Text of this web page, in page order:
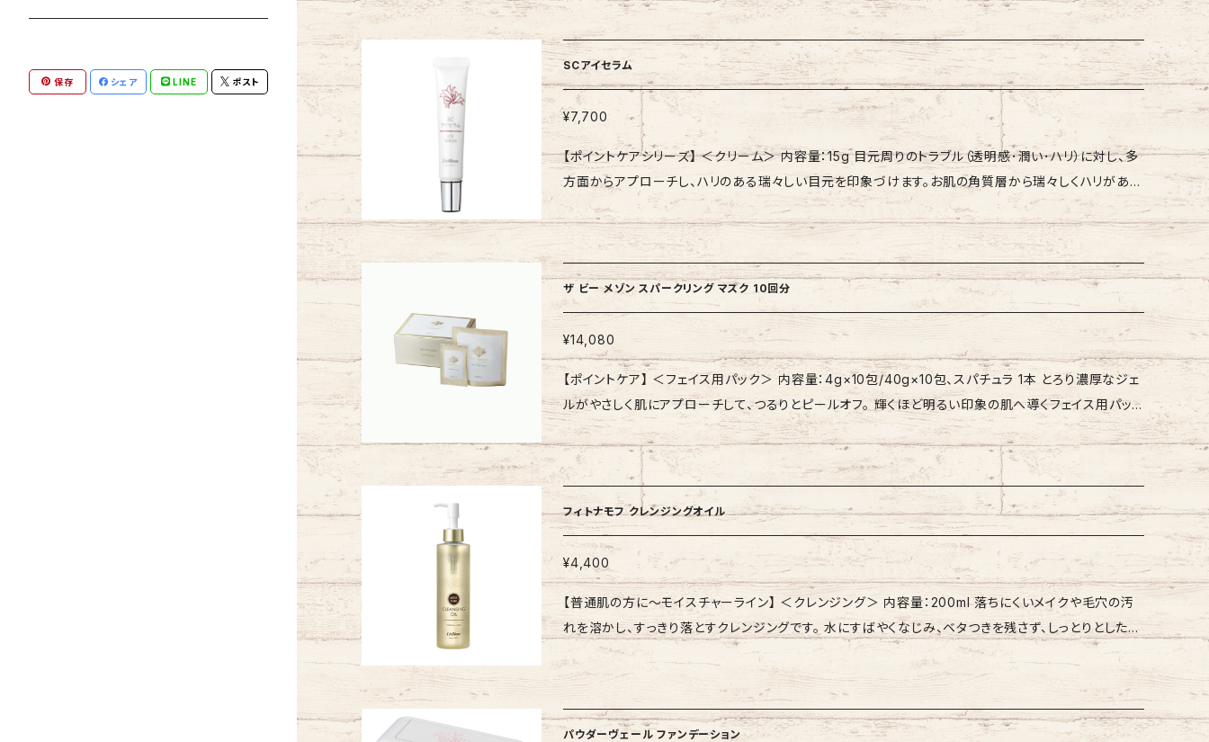
・ホップ ・ヤロウ ・エキナセア ・コーンフラワー ※本商品には、自然由来の原料を使用しているため、色
合いや風味が変化する場合がございます。その点、あらかじめご了承ください。
SCアイセラム
¥7,700
【ポイントケアシリーズ】 ＜クリーム＞ 内容量：15g 目元周りのトラブル（透明感･潤い･ハリ）に対し、多
方面からアプローチし、ハリのある瑞々しい目元を印象づけます。お肌の角質層から瑞々しくハリがあ
り、ふっくらと透明感*のある目元に導く目元用クリームです。 *透明感とは、つややかさ、滑らかさを指し
ます 【商品特徴】 ・肌表面の凹凸状態を滑らかにして、パッとした目元に導きます。 ・目の透明感・
潤い・ハリにアプローチし、日々使用し続けることで、ピンと張ったお肌に導きます。 ・エイジングケア*
*成分により、若々しく、潤いに満ちた目元に導きます。**年齢相応のケア 【ご使用方法】 直前のスキン
ケアが十分乾いてから、片目に対し米1粒大程度を薬指にとり、優しくたたきながら、上まぶた、下まぶた
になじませます。目尻には、反対の手でこめかみを引きあげながら塗布します。 こすらずに、十分乾かし
てください。 【全成分表示】 水、BG、グリセリン、DPG、ケイ酸（Al／Mg）、（アクリル酸ヒドロキシエチ
ル／アクリロイルジメチルタウリンNa）コポリマー、ヒト脂肪細胞順化培養液エキス、クリスマムマリチ
マムエキス、デュナリエラサリナエキス、パルミトイルトリペプチド－5、β－グルカン、アルテロモナス発酵
エキス、プランクトンエキス、パルミトイルトリペプチド－1、パルミトイルテトラペプチド－7、ヒアルロン
酸Na、N－ヒドロキシコハク酸イミド、オリーブ果実油、水添野菜油、グリチルリチン酸2K、ヤグルマギク
花エキス、カミツレ花エキス、フユボダイジュ花エキス、トウキンセンカ花エキス、ローマカミツレ花エキ
ス、セイヨウオトギリソウ花／葉／茎エキス、ビタミンA油、コーン油、パンテノール、クリシン、セルロース
ガム、トリ（カプリル酸／カプリン酸）グリセリル、（クエン酸／乳酸／リノール酸／オレイン酸）グリセリ
ル、塩化Na、カルボマー、トロポロン、ポリソルベート60、ステアレス－20、ペンチレングリコール、トコフ
ェロール、カプリリルグリコール、1,2－ヘキサンジオール、フェノキシエタノール、クエン酸、イソステアリ
ン酸ソルビタン、エチルヘキシルグリセリン、クエン酸Na、グルコン酸クロルヘキシジン、ソルビン酸K、パ
ントラクトン、ビオチン、安息香酸Na、メチルパラベン
ザ ビー メゾン スパークリング マスク 10回分
¥14,080
【ポイントケア】 ＜フェイス用パック＞ 内容量：4g×10包/40g×10包、スパチュラ 1本 とろり濃厚なジェ
ルがやさしく肌にアプローチして、つるりとピールオフ。 輝くほど明るい印象の肌へ導くフェイス用パッ
クです。 【特徴成分】 ・整肌：ローズマリー葉エキス ・ハリ：ゴレンシ葉エキス、フラーレン、ペプチド
コンプレックス* ・保湿：加水分解シルク、ユーグレナエキス *ステアレス-20、N-ヒドロキシコハク
酸イミド、クリシン、パルミトイルトリペプチド-1、パルミトイルテトラペプチド-7 【ご使用方法】 2料の
中身をパウチのマチ部分に集めて開封し、1料を加え顆粒が溶けるまで素早くよくかき混ぜます。混ざっ
たジェルを目のまわりを避けてスパチュラでお顔にまんべんなく塗布し、10~20分程度置きジェルが固
まったらはがしてください。その後水かぬるま湯でよく洗い流してください。 【全成分表示】 1料：グルコノ
ラクトン 2料：水、プロパンジオール、グリセリン、アルギン酸Ｎａ、ペンチレングリコール、セルロースガ
ム、炭酸水素Ｎａ、炭酸Ｃａ、ユーグレナエキス、パルミトイルトリペプチド-１、パルミトイルテトラペプチ
ド-７、加水分解シルク、ゴレンシ葉エキス、ローズマリー葉エキス、Ｎ-ヒドロキシコハク酸イミド、クリシ
ン、ステアレス-２０、ヒアルロン酸Ｎａ、フラーレン、加水分解コラーゲン、ＢＧ、ＰＶＰ、フェノキシエタノ
ール
フィトナモフ クレンジングオイル
¥4,400
【普通肌の方に〜モイスチャーライン】 ＜クレンジング＞ 内容量：200ml 落ちにくいメイクや毛穴の汚
れを溶かし、すっきり落とすクレンジングです。 水にすばやくなじみ、ベタつきを残さず、しっとりとした洗
い上がりです。 【商品特徴】 ・植物由来のアミノ酸とミネラルが、肌のうるおいを守りながら汚れを落
とします。 ・しっかりメイクを落としながら、洗い上がりはしっとり感があります。 ・忙しくて時間が
ない方の簡単時短クレンジングにも。 ・さわやかなベルガモットの香りです。 【ご使用方法】 乾いた
手のひらに適量（2～3プッシュ）をとり、顔全体にのばし、メイクや汚れなどとなじませた後、ぬるま湯で
パウダーヴェール ファンデーション
乾燥肌用
保存 シェア LINE ポスト